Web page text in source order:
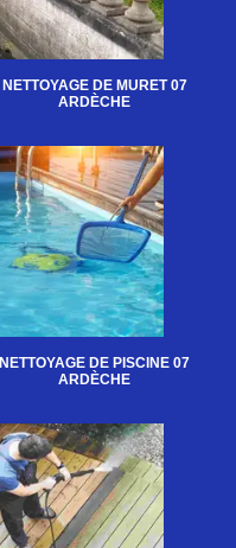
NETTOYAGE DE MURET 07
ARDÈCHE
NETTOYAGE DE PISCINE 07
ARDÈCHE